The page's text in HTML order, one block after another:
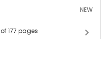
NEW
of 177 pages